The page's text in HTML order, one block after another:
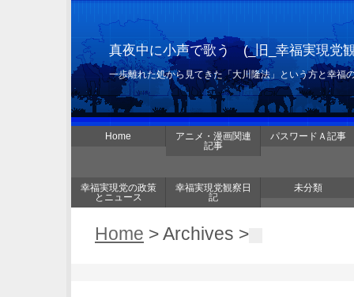
真夜中に小声で歌う (_旧_幸福実現党
一歩離れた処から見てきた「大川隆法」という方と幸福
Home
アニメ・漫画関連
記事
パスワードＡ記事
幸福実現党の政策
とニュース
幸福実現党観察日
記
未分類
Home > Archives >